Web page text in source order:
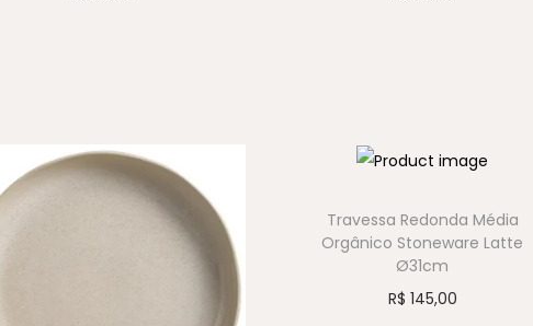
Travessa Redonda Média
Orgânico Stoneware Latte
Ø31cm
R$ 145,00